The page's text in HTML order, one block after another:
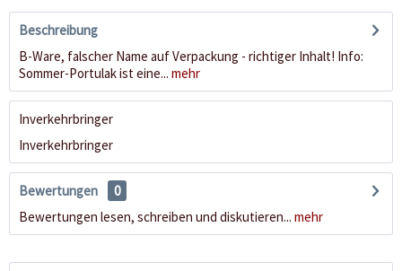
Beschreibung
B-Ware, falscher Name auf Verpackung - richtiger Inhalt! Info:
Sommer-Portulak ist eine... mehr
Inverkehrbringer
Inverkehrbringer
Bewertungen
0
Bewertungen lesen, schreiben und diskutieren... mehr